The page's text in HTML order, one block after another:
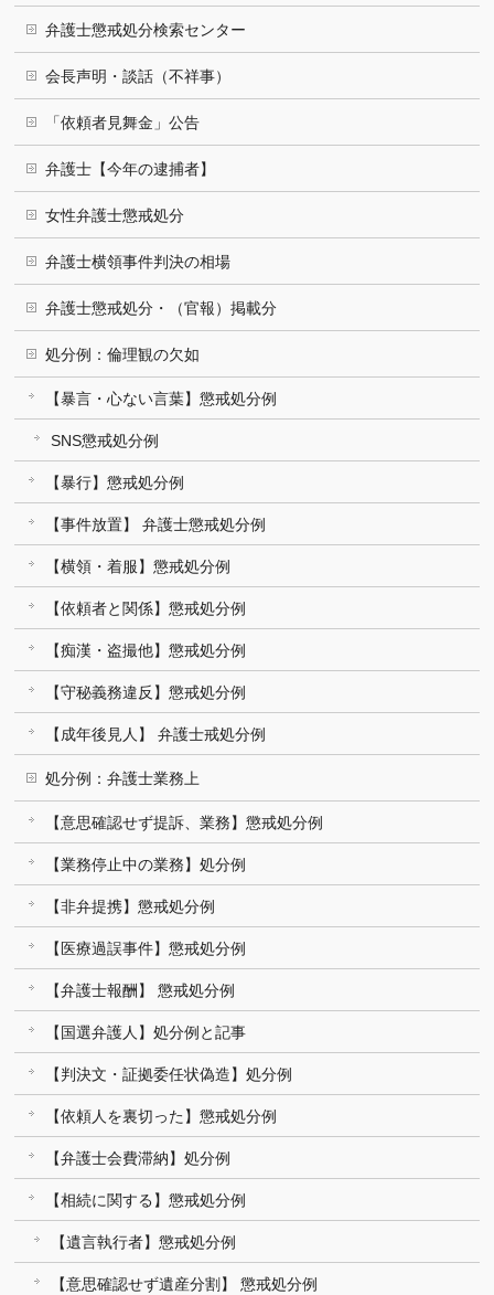
弁護士懲戒処分検索センター
会長声明・談話（不祥事）
「依頼者見舞金」公告
弁護士【今年の逮捕者】
女性弁護士懲戒処分
弁護士横領事件判決の相場
弁護士懲戒処分・（官報）掲載分
処分例：倫理観の欠如
【暴言・心ない言葉】懲戒処分例
SNS懲戒処分例
【暴行】懲戒処分例
【事件放置】 弁護士懲戒処分例
【横領・着服】懲戒処分例
【依頼者と関係】懲戒処分例
【痴漢・盗撮他】懲戒処分例
【守秘義務違反】懲戒処分例
【成年後見人】 弁護士戒処分例
処分例：弁護士業務上
【意思確認せず提訴、業務】懲戒処分例
【業務停止中の業務】処分例
【非弁提携】懲戒処分例
【医療過誤事件】懲戒処分例
【弁護士報酬】 懲戒処分例
【国選弁護人】処分例と記事
【判決文・証拠委任状偽造】処分例
【依頼人を裏切った】懲戒処分例
【弁護士会費滞納】処分例
【相続に関する】懲戒処分例
【遺言執行者】懲戒処分例
【意思確認せず遺産分割】 懲戒処分例